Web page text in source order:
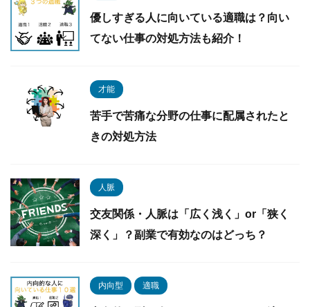
優しすぎる人に向いている適職は？向い
てない仕事の対処方法も紹介！
才能
苦手で苦痛な分野の仕事に配属されたと
きの対処方法
人脈
交友関係・人脈は「広く浅く」or「狭く
深く」？副業で有効なのはどっち？
内向型 適職